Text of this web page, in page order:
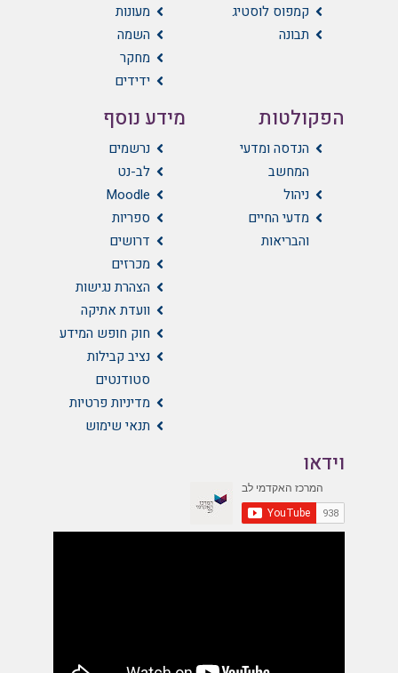
קמפוס לוסטיג
תבונה
הפקולטות
הנדסה ומדעי
המחשב
ניהול
מדעי החיים
והבריאות
מעונות
השמה
מחקר
ידידים
מידע נוסף
נרשמים
לב-נט
Moodle
ספריות
דרושים
מכרזים
הצהרת נגישות
וועדת אתיקה
חוק חופש המידע
נציב קבילות
סטודנטים
מדיניות פרטיות
תנאי שימוש
וידאו